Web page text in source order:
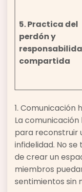
5. Practica del
perdón y
compartida
1. Comunicación
La
para reconstruir
infidelidad. No
de crear un
miembros
sentimientos sin